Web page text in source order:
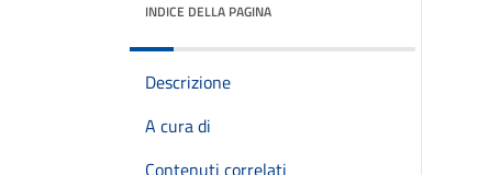
INDICE DELLA PAGINA
Descrizione
A cura di
Contenuti correlati